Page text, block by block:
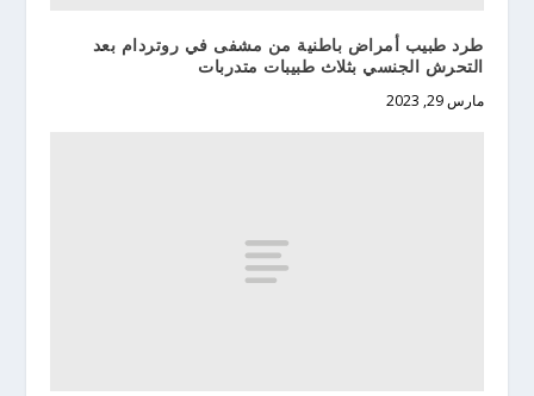
طرد طبيب أمراض باطنية من مشفى في روتردام بعد
التحرش الجنسي بثلاث طبيبات متدربات
مارس 29, 2023